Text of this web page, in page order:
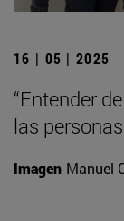
16 | 05 | 2025
“Entender
las
Imagen Manuel